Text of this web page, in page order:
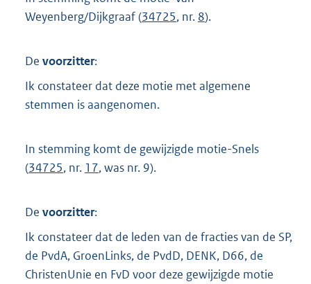
Weyenberg/Dijkgraaf (34725, nr. 8).
De voorzitter:
Ik constateer dat deze motie met algemene
stemmen is aangenomen.
In stemming komt de gewijzigde motie-Snels
(34725, nr. 17, was nr. 9).
De voorzitter:
Ik constateer dat de leden van de fracties van de SP,
de PvdA, GroenLinks, de PvdD, DENK, D66, de
ChristenUnie en FvD voor deze gewijzigde motie